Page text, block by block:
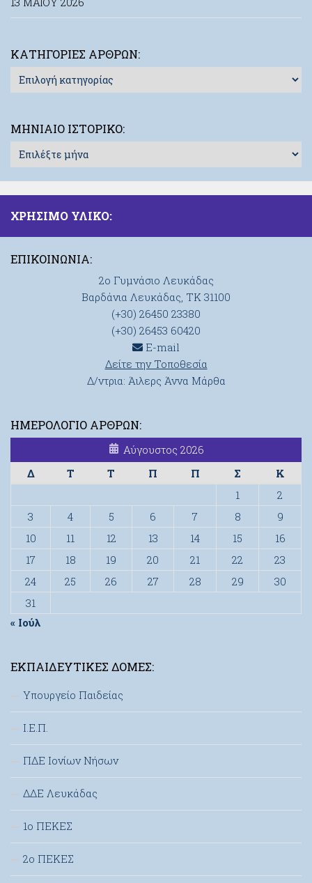
ΚΑΤΗΓΟΡΊΕΣ ΆΡΘΡΩΝ:
Κατηγορίες
Άρθρων:
ΜΗΝΙΑΊΟ ΙΣΤΟΡΙΚΌ:
Μηνιαίο
Ιστορικό:
ΧΡΗΣΙΜΟ ΥΛΙΚΟ:
ΕΠΙΚΟΙΝΩΝΊΑ:
2ο Γυμνάσιο Λευκάδας
Βαρδάνια Λευκάδας, ΤΚ 31100
(+30) 26450 23380
(+30) 26453 60420
E-mail
Δείτε την Τοποθεσία
Δ/ντρια: Άιλερς Άννα Μάρθα
ΗΜΕΡΟΛΌΓΙΟ ΆΡΘΡΩΝ:
Αύγουστος 2026
Δ
Τ Τ Π Π Σ
Κ
1
2
3
4 5 6 7 8
9
10
11 12 13 14 15
16
17
18 19 20 21 22
23
24
25 26 27 28 29
30
31
« Ιούλ
ΕΚΠΑΙΔΕΥΤΙΚΈΣ ΔΟΜΈΣ:
Υπουργείο Παιδείας
Ι.Ε.Π.
ΠΔΕ Ιονίων Νήσων
ΔΔΕ Λευκάδας
1ο ΠΕΚΕΣ
2ο ΠΕΚΕΣ